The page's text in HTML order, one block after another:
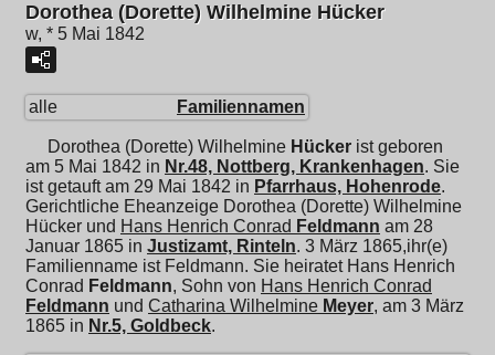
Dorothea (Dorette) Wilhelmine Hücker
w, * 5 Mai 1842
alle Familiennamen
Dorothea (Dorette) Wilhelmine Hücker ist geboren
am 5 Mai 1842 in Nr.48, Nottberg, Krankenhagen. Sie
ist getauft am 29 Mai 1842 in Pfarrhaus, Hohenrode.
Gerichtliche Eheanzeige Dorothea (Dorette) Wilhelmine
Hücker und Hans Henrich Conrad Feldmann am 28
Januar 1865 in Justizamt, Rinteln. 3 März 1865,ihr(e)
Familienname ist Feldmann. Sie heiratet Hans Henrich
Conrad Feldmann, Sohn von Hans Henrich Conrad
Feldmann und Catharina Wilhelmine Meyer, am 3 März
1865 in Nr.5, Goldbeck.